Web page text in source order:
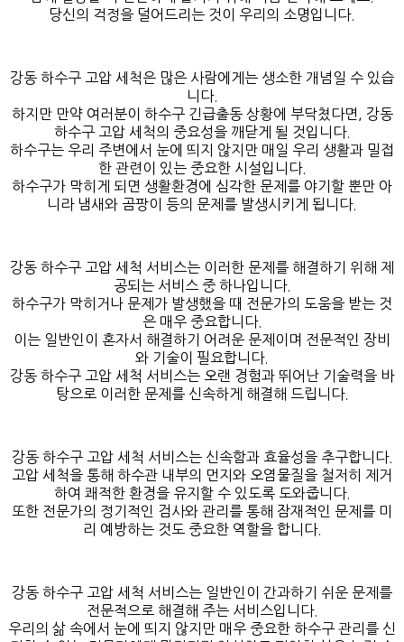
당신의 걱정을 덜어드리는 것이 우리의 소명입니다.
강동 하수구 고압 세척은 많은 사람에게는 생소한 개념일 수 있습
니다.
하지만 만약 여러분이 하수구 긴급출동 상황에 부닥쳤다면, 강동
하수구 고압 세척의 중요성을 깨닫게 될 것입니다.
하수구는 우리 주변에서 눈에 띄지 않지만 매일 우리 생활과 밀접
한 관련이 있는 중요한 시설입니다.
하수구가 막히게 되면 생활환경에 심각한 문제를 야기할 뿐만 아
니라 냄새와 곰팡이 등의 문제를 발생시키게 됩니다.
강동 하수구 고압 세척 서비스는 이러한 문제를 해결하기 위해 제
공되는 서비스 중 하나입니다.
하수구가 막히거나 문제가 발생했을 때 전문가의 도움을 받는 것
은 매우 중요합니다.
이는 일반인이 혼자서 해결하기 어려운 문제이며 전문적인 장비
와 기술이 필요합니다.
강동 하수구 고압 세척 서비스는 오랜 경험과 뛰어난 기술력을 바
탕으로 이러한 문제를 신속하게 해결해 드립니다.
강동 하수구 고압 세척 서비스는 신속함과 효율성을 추구합니다.
고압 세척을 통해 하수관 내부의 먼지와 오염물질을 철저히 제거
하여 쾌적한 환경을 유지할 수 있도록 도와줍니다.
또한 전문가의 정기적인 검사와 관리를 통해 잠재적인 문제를 미
리 예방하는 것도 중요한 역할을 합니다.
강동 하수구 고압 세척 서비스는 일반인이 간과하기 쉬운 문제를
전문적으로 해결해 주는 서비스입니다.
우리의 삶 속에서 눈에 띄지 않지만 매우 중요한 하수구 관리를 신